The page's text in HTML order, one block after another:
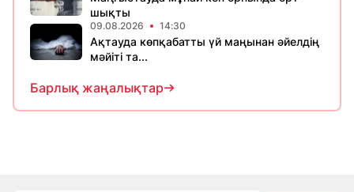
шықты
09.08.2026 14:30
Ақтауда көпқабатты үй маңынан әйелдің
мәйіті та...
Барлық жаңалықтар